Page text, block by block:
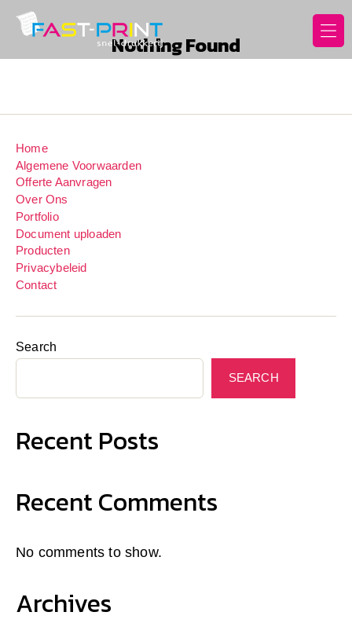
FastNothing Found
Home
Algemene Voorwaarden
Offerte Aanvragen
Over Ons
Portfolio
Document uploaden
Producten
Privacybeleid
Contact
Search
SEARCH
Recent Posts
Recent Comments
No comments to show.
Archives